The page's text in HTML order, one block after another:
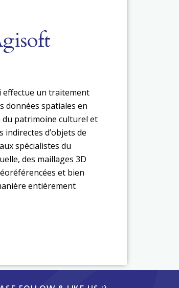
un traitement
données spatiales en
du patrimoine culturel et
indirectes d’objets de
spécialistes du
des maillages 3D
et bien
entièrement